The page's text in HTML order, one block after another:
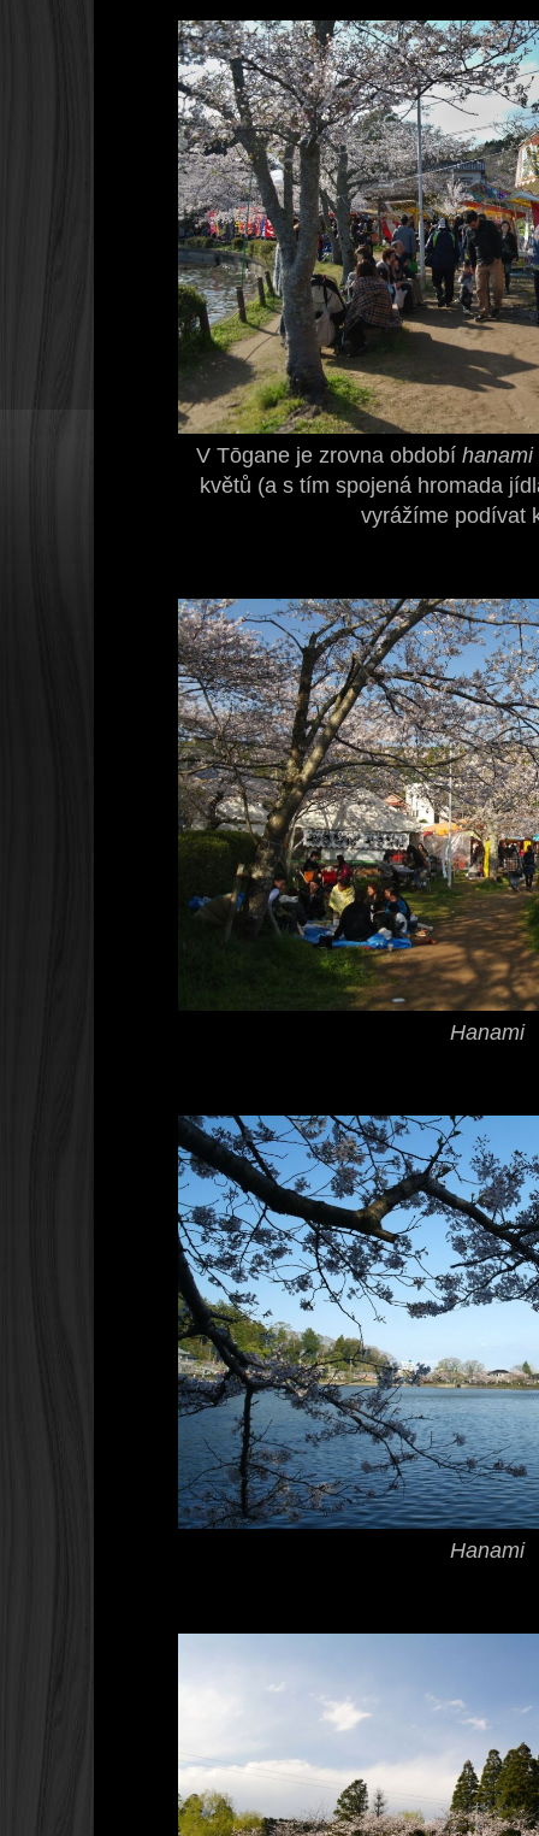
V Tōgane je zrovna období hanami
květů (a s tím spojená hromada
vyrážíme podívat
Hanami
Hanami